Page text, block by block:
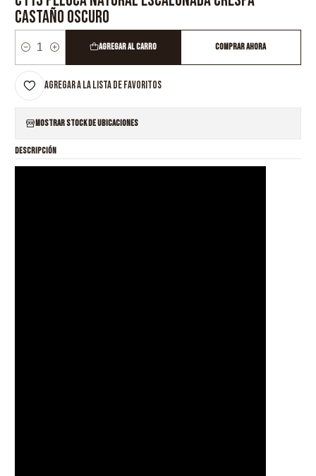
CASTAÑO OSCURO
Cantidad
Agregar al Carro Comprar ahora
Agregar a la lista de favoritos
Mostrar stock de ubicaciones
DESCRIPCIÓN